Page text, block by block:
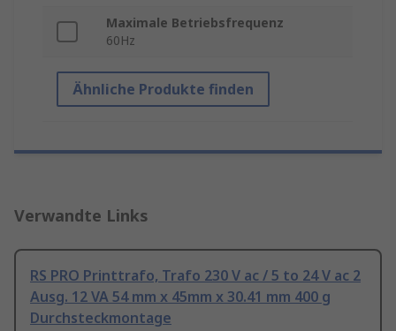
Maximale Betriebsfrequenz
60Hz
Ähnliche Produkte finden
Verwandte Links
RS PRO Printtrafo, Trafo 230 V ac / 5 to 24 V ac 2
Ausg. 12 VA 54 mm x 45mm x 30.41 mm 400 g
Durchsteckmontage